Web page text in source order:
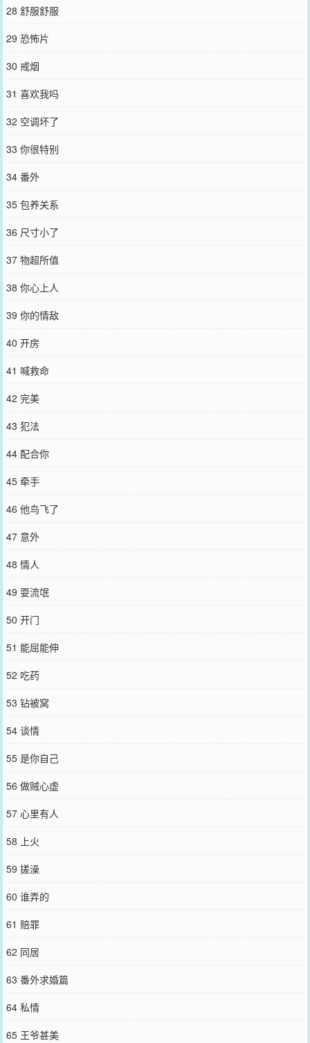
28 舒服舒服
29 恐怖片
30 戒烟
31 喜欢我吗
32 空调坏了
33 你很特别
34 番外
35 包养关系
36 尺寸小了
37 物超所值
38 你心上人
39 你的情敌
40 开房
41 喊救命
42 完美
43 犯法
44 配合你
45 牵手
46 他鸟飞了
47 意外
48 情人
49 耍流氓
50 开门
51 能屈能伸
52 吃药
53 钻被窝
54 谈情
55 是你自己
56 做贼心虚
57 心里有人
58 上火
59 搓澡
60 谁弄的
61 赔罪
62 同居
63 番外求婚篇
64 私情
65 王爷甚美